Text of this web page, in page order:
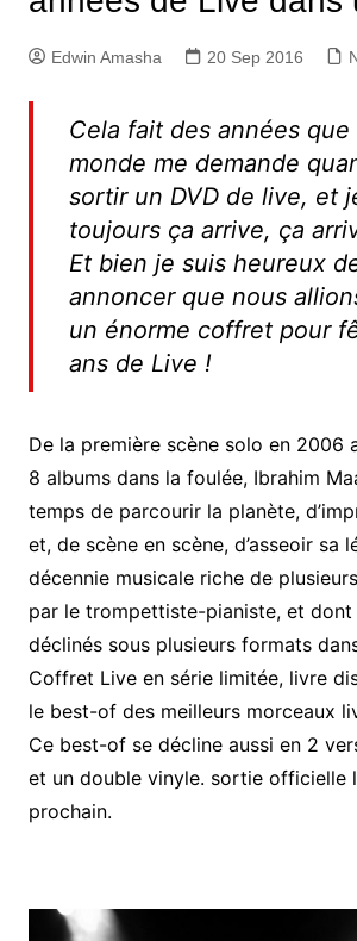
Edwin Amasha 20 Sep 2016
Cela fait des années
monde me demande
sortir un DVD de live, et
toujours ça arrive, ça
Et bien je suis heureux
annoncer que nous
un énorme coffret pour
ans de Live !
De la première scène solo en 2006
8 albums dans la foulée, Ibrahim
temps de parcourir la planète,
et, de scène en scène, d’asseoir sa
décennie musicale riche de
par le trompettiste-pianiste, et dont
déclinés sous plusieurs formats
Coffret Live en série limitée, livre
le best-of des meilleurs morceaux
Ce best-of se décline aussi en 2
et un double vinyle. sortie officielle
prochain.